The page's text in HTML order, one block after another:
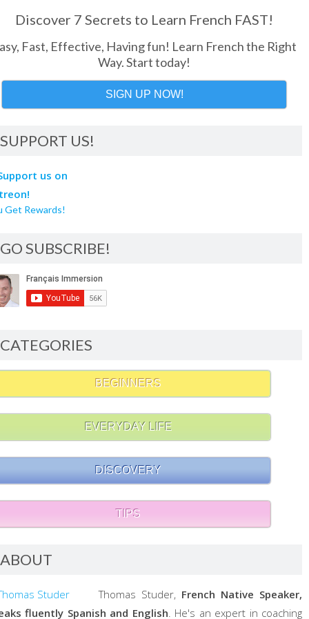
Discover 7 Secrets to Learn French FAST!
Fast, Effective, Having fun! Learn French the Right
Way. Start today!
SIGN UP NOW!
SUPPORT US!
Get Rewards!
GO SUBSCRIBE!
CATEGORIES
BEGINNERS
EVERYDAY LIFE
DISCOVERY
TIPS
ABOUT
Thomas Studer, French Native Speaker,
fluently Spanish and English . He's an expert in coaching